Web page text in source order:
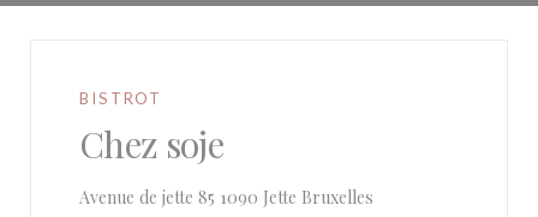
BISTROT
Chez soje
Avenue de jette 85 1090 Jette Bruxelles